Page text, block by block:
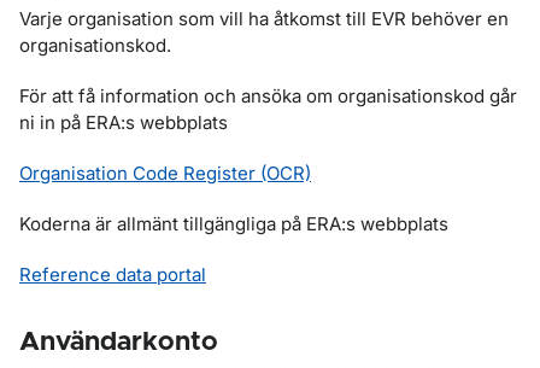
Varje organisation som vill ha åtkomst till EVR behöver en
organisationskod.
För att få information och ansöka om organisationskod går
ni in på ERA:s webbplats
Organisation Code Register (OCR)
Koderna är allmänt tillgängliga på ERA:s webbplats
Reference data portal
Användarkonto